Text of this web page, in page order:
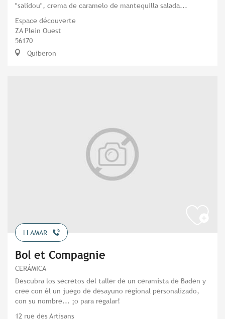
"salidou", crema de caramelo de mantequilla salada...
Espace découverte
ZA Plein Ouest
56170
Quiberon
LLAMAR
Bol et Compagnie
CERÁMICA
Descubra los secretos del taller de un ceramista de Baden y
cree con él un juego de desayuno regional personalizado,
con su nombre... ¡o para regalar!
12 rue des Artisans